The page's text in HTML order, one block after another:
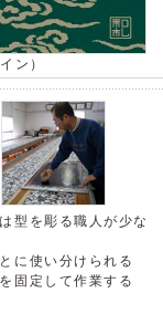
ン）
型を彫る職人が少な
に使い分けられる
固定して作業する